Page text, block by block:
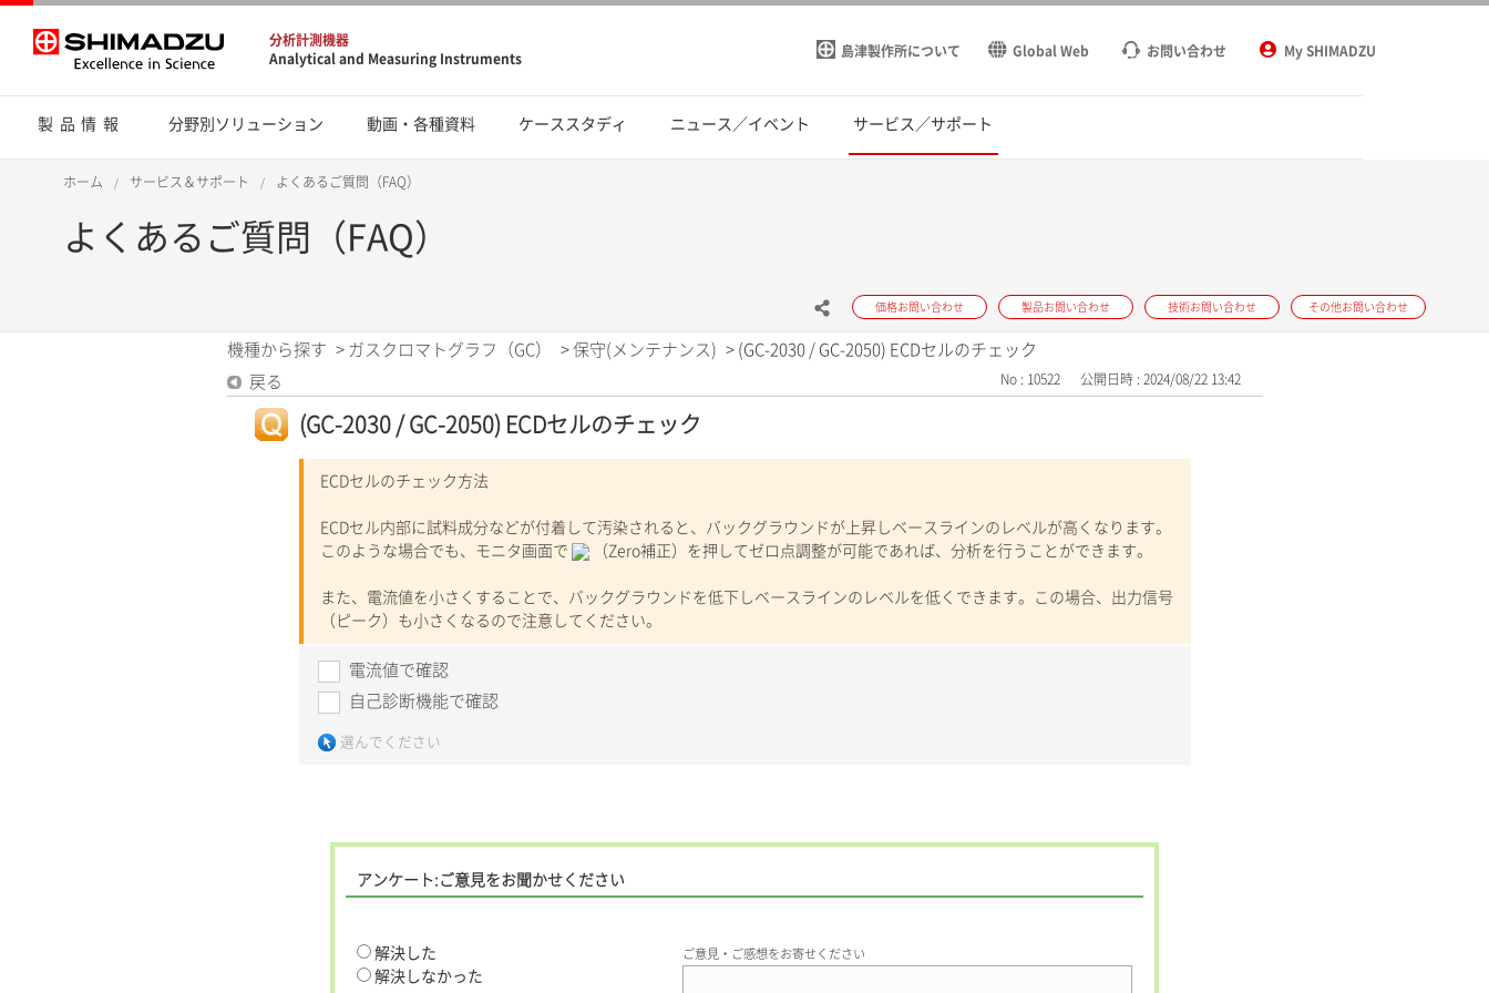
分析計測機器
Analytical and Measuring Instruments
島津製作所について Global Web お問い合わせ My SHIMADZU
製品情報 分野別ソリューション 動画・各種資料 ケーススタディ ニュース／イベント サービス／サポート
ホーム サービス＆サポート よくあるご質問（FAQ）
よくあるご質問（FAQ）
価格お問い合わせ 製品お問い合わせ 技術お問い合わせ その他お問い合わせ
機種から探す > ガスクロマトグラフ（GC） > 保守(メンテナンス) > (GC-2030 / GC-2050) ECDセルのチェック
戻る
No : 10522 公開日時 : 2024/08/22 13:42
(GC-2030 / GC-2050) ECDセルのチェック
ECDセルのチェック方法
ECDセル内部に試料成分などが付着して汚染されると、バックグラウンドが上昇しベースラインのレベルが高くなります。
このような場合でも、モニタ画面で
（Zero補正）を押してゼロ点調整が可能であれば、分析を行うことができます。
また、電流値を小さくすることで、バックグラウンドを低下しベースラインのレベルを低くできます。この場合、出力信号
（ピーク）も小さくなるので注意してください。
電流値で確認
自己診断機能で確認
選んでください
アンケート:ご意見をお聞かせください
解決した
解決しなかった
ご意見・ご感想をお寄せください